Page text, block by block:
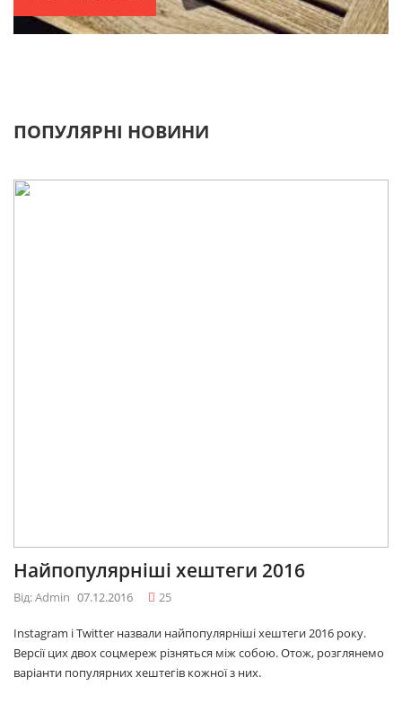
ПОПУЛЯРНІ НОВИНИ
Найпопулярніші хештеги 2016
Від: Admin 07.12.2016 25
Instagram і Twitter назвали найпопулярніші хештеги 2016 року.
Версії цих двох соцмереж різняться між собою. Отож, розглянемо
варіанти популярних хештегів кожної з них.